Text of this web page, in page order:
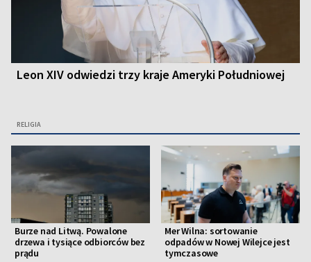
Leon XIV odwiedzi trzy kraje Ameryki Południowej
RELIGIA
Burze nad Litwą. Powalone
drzewa i tysiące odbiorców bez
prądu
Mer Wilna: sortowanie
odpadów w Nowej Wilejce jest
tymczasowe